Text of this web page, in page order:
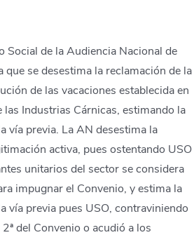
Social de la Audiencia Nacional de
se desestima la reclamación de la
de las vacaciones establecida en
Industrias Cárnicas, estimando la
vía previa. La AN desestima la
activa, pues ostentando USO
unitarios del sector se considera
impugnar el Convenio, y estima la
vía previa pues USO, contraviniendo
del Convenio o acudió a los